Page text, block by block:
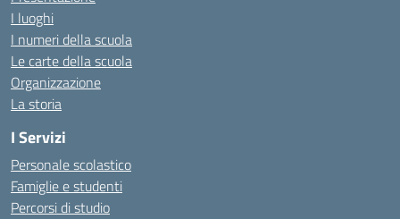
I luoghi
I numeri della scuola
Le carte della scuola
Organizzazione
La storia
I Servizi
Personale scolastico
Famiglie e studenti
Percorsi di studio